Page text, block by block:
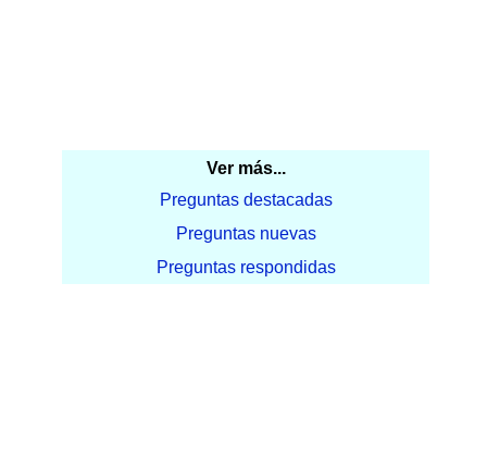
Ver más...
Preguntas destacadas
Preguntas nuevas
Preguntas respondidas